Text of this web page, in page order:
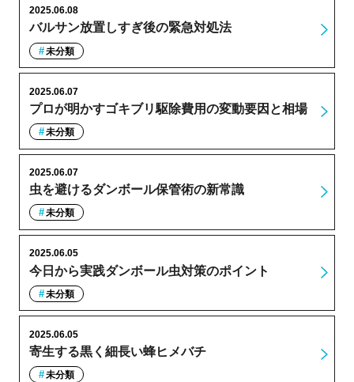
バルサン放置しすぎ後の緊急対処法
2025.06.08
未分類
プロが明かすゴキブリ駆除費用の変動要因と相場
2025.06.07
未分類
虫を避けるダンボール保管術の新常識
2025.06.07
未分類
今日から実践ダンボール虫対策のポイント
2025.06.05
未分類
寄生する黒く細長い蜂ヒメバチ
2025.06.05
未分類